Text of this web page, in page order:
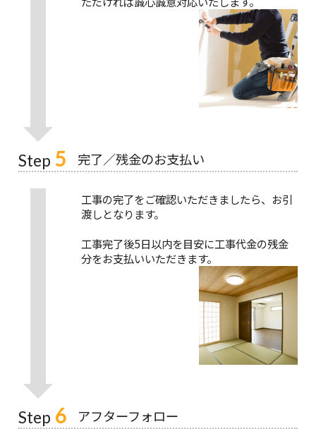
Step 5 完了／残金のお支払い
工事の完了をご確認いただきましたら、お引
渡しとなります。
工事完了後5日以内を目安に工事代金の残金
分をお支払いいただきます。
Step 6 アフターフォロー